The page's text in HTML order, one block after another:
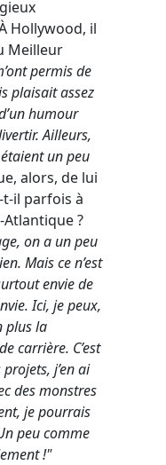
Hollywood, il
Meilleur
permis de
plaisait assez
humour
Ailleurs,
un peu
alors, de lui
il parfois à
?
on a un peu
Mais ce n’est
envie de
Ici, je peux,
plus la
carrière. C’est
j’en ai
des monstres
je pourrais
peu comme
!"